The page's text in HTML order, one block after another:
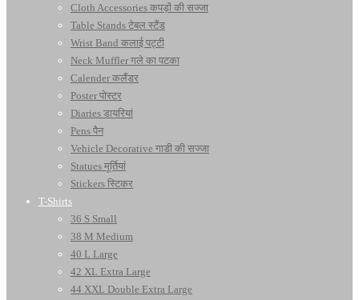
Cloth Accessories कपड़ों की सज्जा
Table Stands टेबल स्टैंड
Wrist Band कलाई पट्टी
Neck Muffler गले का पटका
Calender कलैंडर
Poster पोस्टर
Diaries डायरियां
Pens पैन
Vehicle Decorative गाडी की सज्जा
Statues मूर्तियां
Stickers स्टिकर
T-Shirts
36 S Small
38 M Medium
40 L Large
42 XL Extra Large
44 XXL Double Extra Large